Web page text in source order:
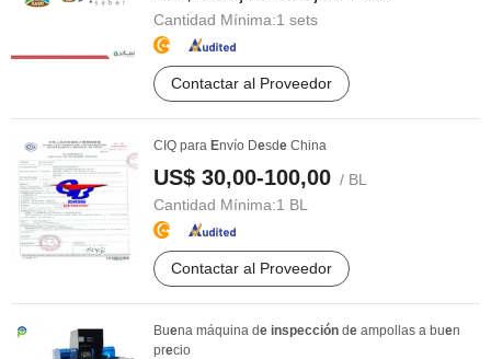
Cantidad Mínima:1 sets
Contactar al Proveedor
CIQ para Envío Desde China
US$ 30,00-100,00 / BL
Cantidad Mínima:1 BL
Contactar al Proveedor
Buena máquina de inspección de ampollas a buen
precio